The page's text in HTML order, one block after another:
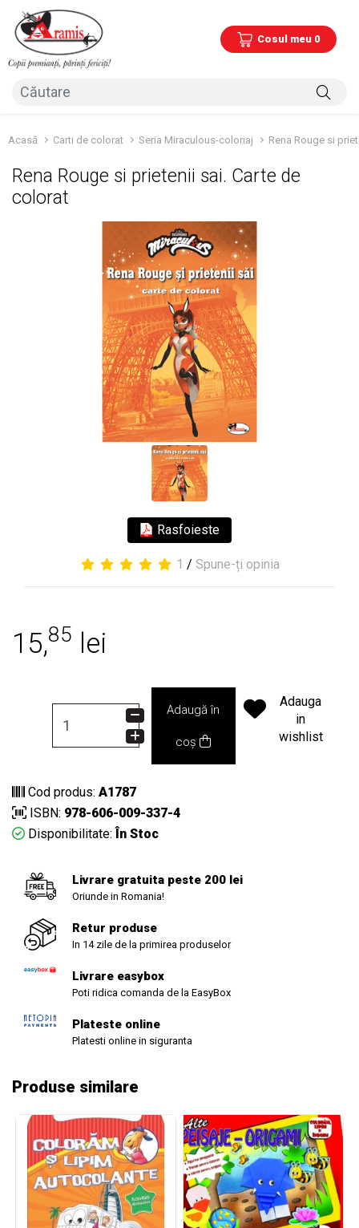
Cosul meu 0
Acasă Carti de colorat Seria Miraculous-coloriaj Rena Rouge si
Rena Rouge si prietenii sai. Carte de
colorat
Rasfoieste
1 / Spune-ți opinia
15,85 lei
Adaugă în
coș
Adauga
in
wishlist
Cod produs: A1787
ISBN: 978-606-009-337-4
Disponibilitate: În Stoc
Livrare gratuita peste 200 lei
Oriunde in Romania!
Retur produse
In 14 zile de la primirea produselor
Livrare easybox
Poti ridica comanda de la EasyBox
Plateste online
Platesti online in siguranta
Produse similare